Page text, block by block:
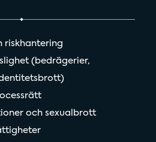
riskhantering
(bedrägerier,
och sexualbrott